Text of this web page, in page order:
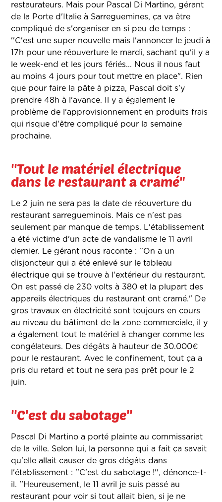
restaurateurs. Mais pour Pascal Di Martino, gérant
de la Porte d'Italie à Sarreguemines, ça va être
compliqué de s'organiser en si peu de temps :
''C'est une super nouvelle mais l'annoncer le jeudi à
17h pour une réouverture le mardi, sachant qu'il y a
le week-end et les jours fériés... Nous il nous faut
au moins 4 jours pour tout mettre en place". Rien
que pour faire la pâte à pizza, Pascal doit s'y
prendre 48h à l'avance. Il y a également le
problème de l'approvisionnement en produits frais
qui risque d'être compliqué pour la semaine
prochaine.
''Tout le matériel électrique
dans le restaurant a cramé"
Le 2 juin ne sera pas la date de réouverture du
restaurant sarregueminois. Mais ce n'est pas
seulement par manque de temps. L'établissement
a été victime d'un acte de vandalisme le 11 avril
dernier. Le gérant nous raconte : ''On a un
disjoncteur qui a été enlevé sur le tableau
électrique qui se trouve à l'extérieur du restaurant.
On est passé de 230 volts à 380 et la plupart des
appareils électriques du restaurant ont cramé." De
gros travaux en électricité sont toujours en cours
au niveau du bâtiment de la zone commerciale, il y
a également tout le matériel à changer comme les
congélateurs. Des dégâts à hauteur de 30.000€
pour le restaurant. Avec le confinement, tout ça a
pris du retard et tout ne sera pas prêt pour le 2
juin.
''C'est du sabotage''
Pascal Di Martino a porté plainte au commissariat
de la ville. Selon lui, la personne qui a fait ça savait
qu'elle allait causer de gros dégâts dans
l'établissement : ''C'est du sabotage !'', dénonce-t-
il. ''Heureusement, le 11 avril je suis passé au
restaurant pour voir si tout allait bien, si je ne